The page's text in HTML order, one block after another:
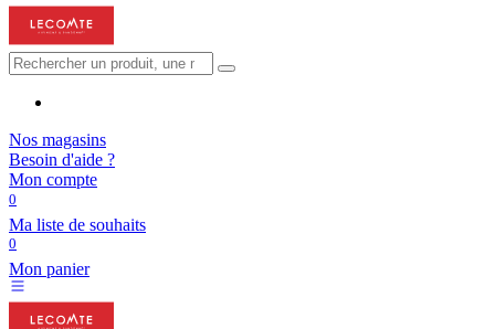
Nos magasins
Besoin d'aide ?
Mon compte
0
Ma liste de souhaits
0
Mon panier